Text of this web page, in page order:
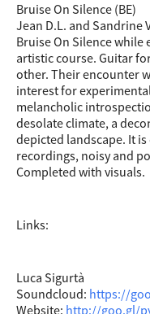
Bruise On Silence (BE)
Jean D.L. and Sandrine
Bruise On Silence
artistic course. Guitar
other. Their encounter
interest for
melancholic
desolate climate, a
depicted landscape. It
recordings, noisy and
Completed with visuals.
Links:
Luca Sigurtà
Soundcloud: https://
Website: http://goo.gl/